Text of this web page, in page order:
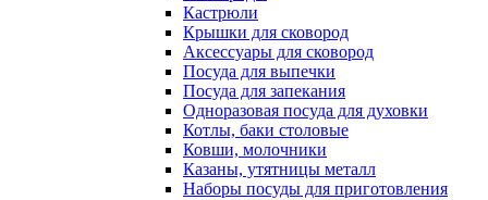
Кастрюли
Крышки для сковород
Аксессуары для сковород
Посуда для выпечки
Посуда для запекания
Одноразовая посуда для духовки
Котлы, баки столовые
Ковши, молочники
Казаны, утятницы металл
Наборы посуды для приготовления